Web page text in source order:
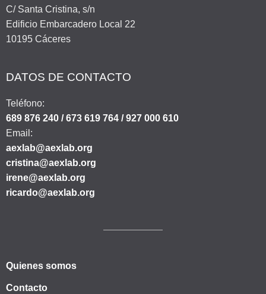
C/ Santa Cristina, s/n
Edificio Embarcadero Local 22
10195 Cáceres
DATOS DE CONTACTO
Teléfono:
689 876 240 / 673 619 764 / 927 000 610
Email:
aexlab@aexlab.org
cristina@aexlab.org
irene@aexlab.org
ricardo@aexlab.org
Quienes somos
Contacto